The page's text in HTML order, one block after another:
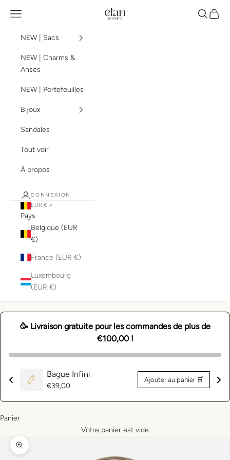
élan by mart's
Menu Panier
NEW | Sacs
NEW | Charms &
Anses
NEW | Portefeuilles
Bijoux
Sandales
Tout voir
À propos
CONNEXION
EUR €
Pays
Belgique (EUR
€)
France (EUR €)
Luxembourg
(EUR €)
🥳 Livraison gratuite pour les commandes de plus de
€100,00 !
Bague Infini
Prix
€39,00
Ajouter au panier 🛒
Panier
Votre panier est vide
Zoomer sur l'image